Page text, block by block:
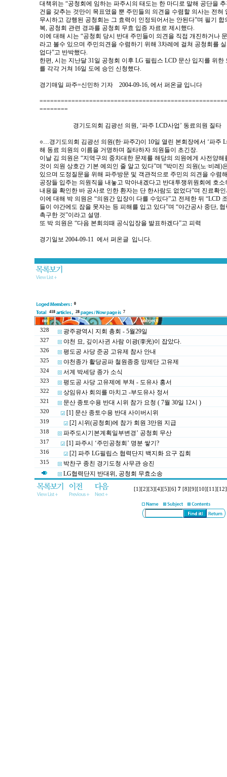
대책위는 “공청회에 임하는 파주시의 태도는 한 마디로 말해 공단을
건을 갖추는 것만이 목표였을 뿐 주민들의 의견을 수렴할 의사는 전혀
무시하고 강행된 공청회는 그 효력이 인정되어서는 안된다”며 필기
복, 공청회 관련 경과를 공청회 무효 입증 자료로 제시했다.
이에 대해 시는 “공청회 당시 반대 주민들이 의견을 직접 개진하거나
라고 볼수 있으며 주민의견을 수렴하기 위해 3차레에 걸쳐 공청회를
업다”고 반박했다.
한편, 시는 지난달 31일 공청회 이후 LG 필립스 LCD 문산 입지를 위
를 각각 거쳐 16일 도에 승인 신청했다.
경기매일 파주=신민하 기자 2004-09-16, 에서 퍼온글 입니다
========
경기도의회 김광선 의원, ‘파주 LCD사업’ 동료의원 질타
○…경기도의회 김광선 의원(한·파주2)이 10일 열린 본회장에서 ‘파주
해 동료 의원의 이름을 거명하며 질타하자 의원들이 초긴장.
이날 김 의원은 “지역구의 중차대한 문제를 해당의 의원에게 사전양
것이 의원 상호간 기본 예의인 줄 알고 있다”며 “박미진 의원(노·비례)
있으며 도정질문을 위해 파주방문 및 객관적으로 주민의 의견을 수렴
공장들 입주는 의원직을 내놓고 막아내겠다고 반대투쟁위원회에 호
내용을 확인한 바 공사로 인한 환자는 단 한사람도 없었다”며 진료확
이에 대해 박 의원은 “의원간 입장이 다를 수있다”고 전제한 뒤 “LCD
들이 야간에도 잠을 못자는 등 피해를 입고 있다”며 “야간공사 중단,
촉구한 것”이라고 설명.
또 박 의원은 “다음 본회의때 공식입장을 발표하겠다”고 피력
경기일보 2004-09-11 에서 퍼온글 입니다.
0
418
28 7
no
subject
328
광주광역시 지회 총회 - 5월29일
327 야천 묘, 깊이사귄 사람 이광(李光)이 잡았다.
326 평도공 사당 준공 고유제 참사 안내
325 야천종가 활당공파 철원종중 망제단 고유제
324 서계 박세당 종가 소식
323 평도공 사당 고유제에 부쳐 - 도유사 홍서
322 상임유사 회의를 마치고 -부도유사 정서
321 문산 종토수용 반대 시위 참가 요청 ( 7월 30일 12시 )
320 [1] 문산 종토수용 반대 사이버시위
319 [2] 시위(공청회)에 참가 회원 3만원 지급
318 파주도시기본계획일부변경’ 공청회 무산
317 [1] 파주시 ‘주민공청회’ 명분 쌓기?
316 [2] 파주 LG필립스 협력단지 백지화 요구 집회
315
박찬구 종친 경기도청 사무관 승진
LG협력단지 반대위, 공청회 무효소송
[1] [2] [3] [4] [5] [6] 7 [8] [9] [10] [11] [12]